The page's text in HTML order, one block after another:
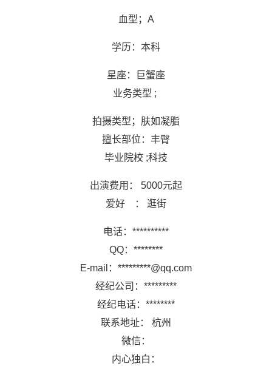
血型；A
学历：本科
星座：巨蟹座
业务类型 ;
拍摄类型；肤如凝脂
擅长部位：丰臀
毕业院校 ;科技
出演费用： 5000元起
爱好 ： 逛街
电话：**********
QQ：********
E-mail：*********@qq.com
经纪公司：*********
经纪电话：********
联系地址： 杭州
微信：
内心独白：